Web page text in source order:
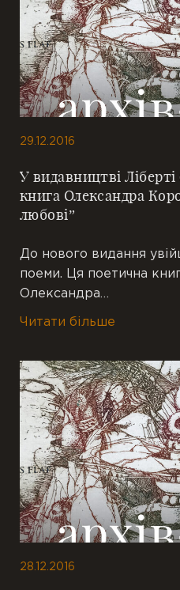
29.12.2016
У видавництві
книга Олександра
любові”
До нового видання
поеми. Ця поетична
Олександра…
Читати більше
28.12.2016